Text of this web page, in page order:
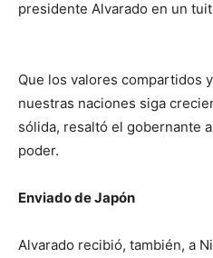
presidente Alvarado en un
Que los valores compartidos
nuestras naciones siga
sólida, resaltó el gobernante
poder.
Enviado de Japón
Alvarado recibió, también, a